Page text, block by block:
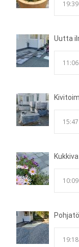
19:39
Uutta
11:06
15:47
10:09
19:18